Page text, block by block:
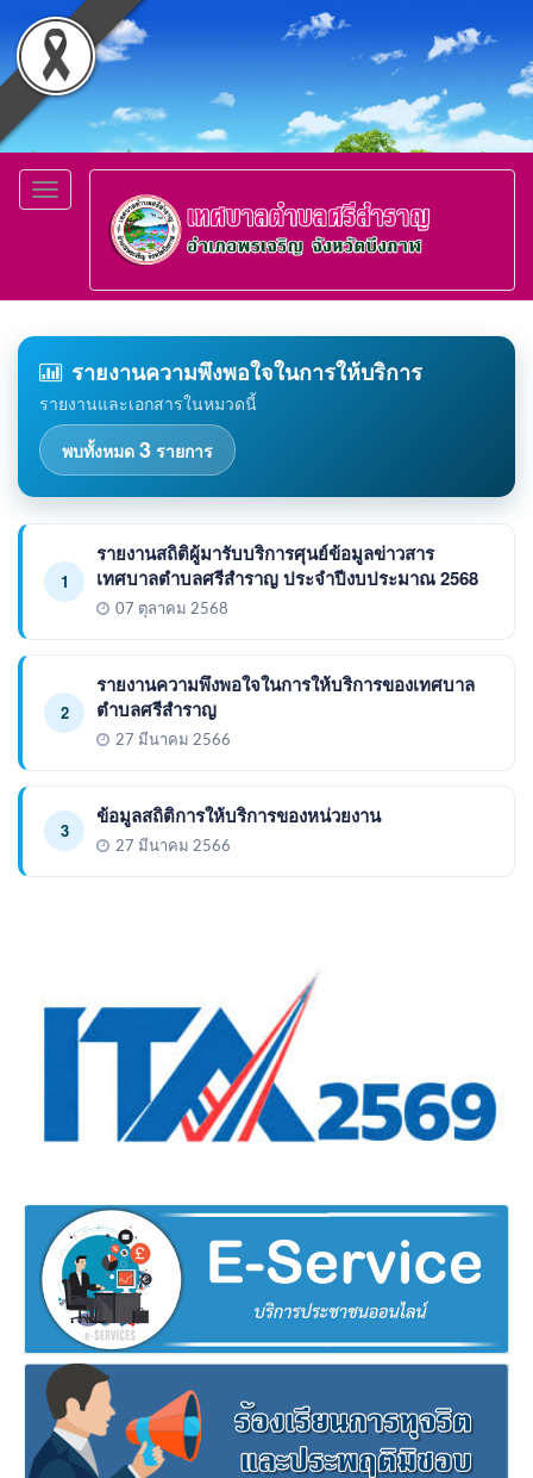
Toggle
navigation
รายงานความพึงพอใจในการให้บริการ
รายงานและเอกสารในหมวดนี้
พบทั้งหมด 3 รายการ
1
รายงานสถิติผู้มารับบริการศุนย์ข้อมูลข่าวสาร
เทศบาลตำบลศรีสำราญ ประจำปีงบประมาณ 2568
07 ตุลาคม 2568
2
รายงานความพึงพอใจในการให้บริการของเทศบาล
ตำบลศรีสำราญ
27 มีนาคม 2566
3
ข้อมูลสถิติการให้บริการของหน่วยงาน
27 มีนาคม 2566